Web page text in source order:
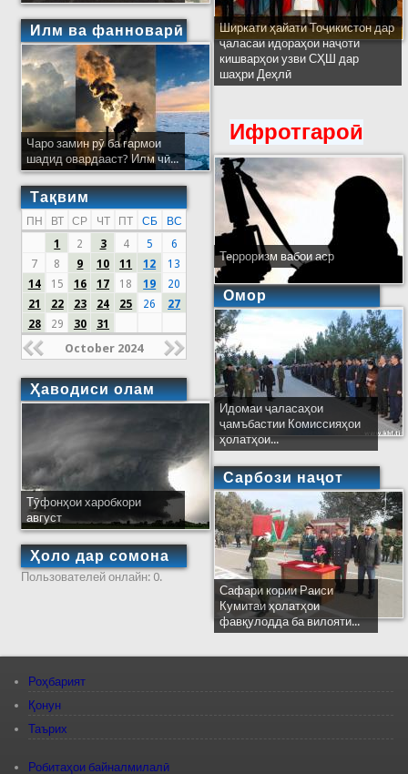
Илм ва фанноварӣ
Чаро замин рӯ ба гармои
шадид овардааст? Илм чӣ...
Тақвим
ПН ВТ СР ЧТ ПТ СБ
ВС
1
2 3 4 5
6
7
8 9 10 11 12
13
14
15 16 17 18 19
20
21
22 23 24 25 26
27
28
29 30 31
October 2024
Ҳаводиси олам
Тӯфонҳои харобкори
август
Ҳоло дар сомона
Пользователей онлайн: 0.
Ширкати ҳайати Тоҷикистон дар
ҷаласаи идораҳои наҷоти
кишварҳои узви СҲШ дар
шаҳри Деҳлӣ
Ифротгароӣ
Терроризм вабои аср
Омор
Идомаи ҷаласаҳои
ҷамъбастии Комиссияҳои
ҳолатҳои...
Сарбози наҷот
Сафари кории Раиси
Кумитаи ҳолатҳои
фавқулодда ба вилояти...
Роҳбарият
Қонун
Таърих
Робитаҳои байналмилалӣ